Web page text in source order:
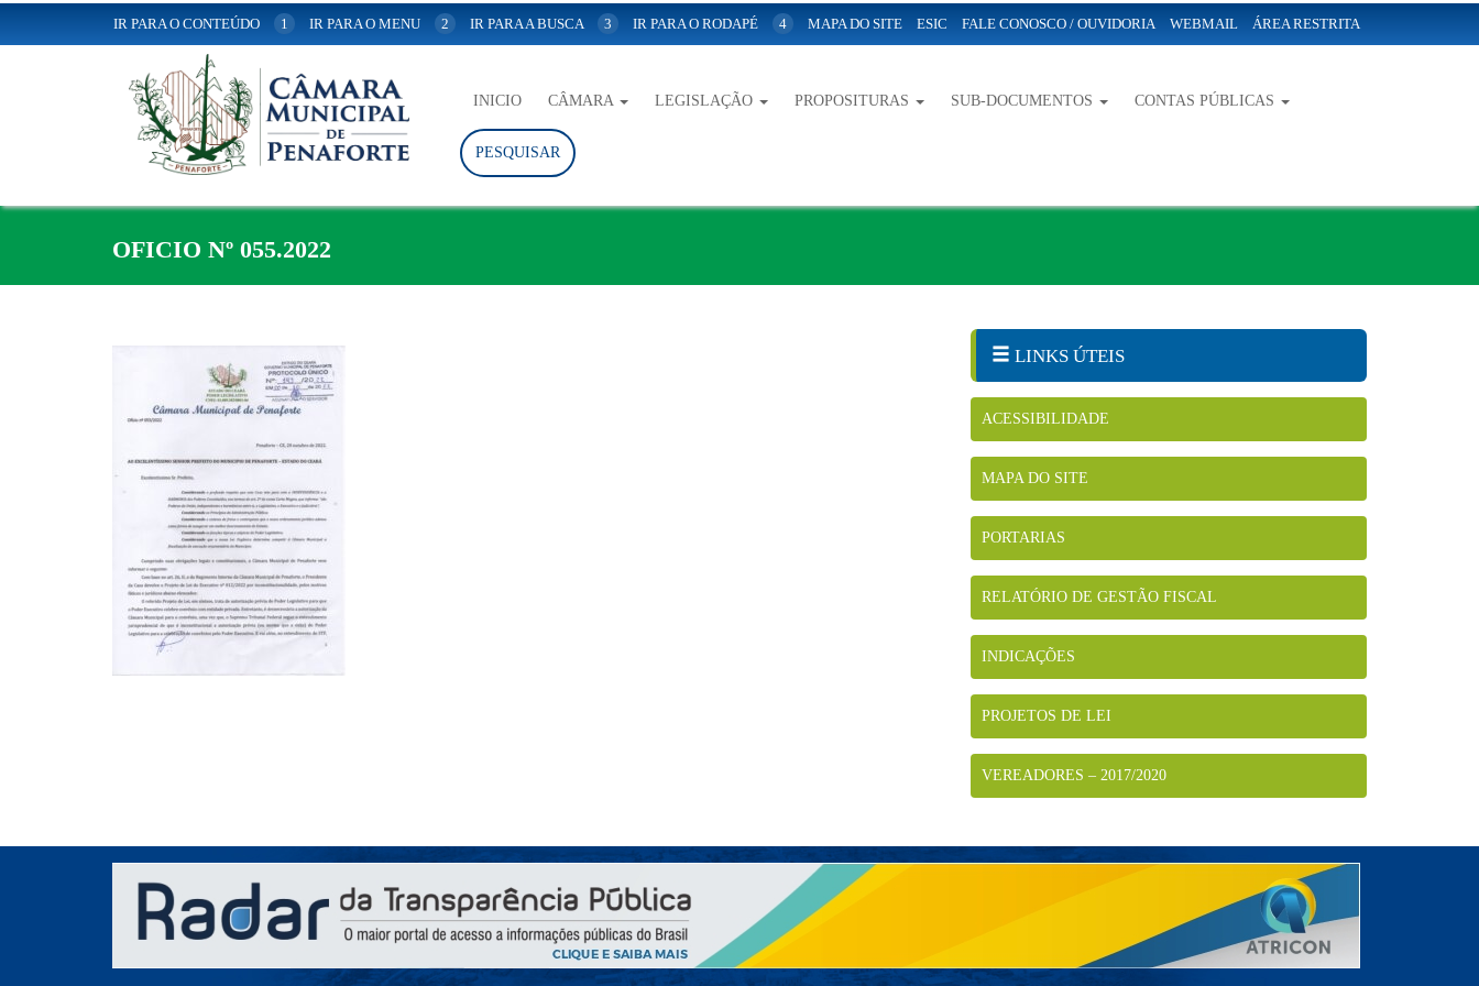
IR PARA O CONTEÚDO 1 IR PARA O MENU 2 IR PARA A BUSCA 3 IR PARA O RODAPÉ 4 MAPA DO SITE ESIC FALE CONOSCO / OUVIDORIA WEBMAIL ÁREA RESTRITA
INICIO CÂMARA LEGISLAÇÃO PROPOSITURAS SUB-DOCUMENTOS CONTAS PÚBLICAS
PESQUISAR
OFICIO Nº 055.2022
LINKS ÚTEIS
ACESSIBILIDADE
MAPA DO SITE
PORTARIAS
RELATÓRIO DE GESTÃO FISCAL
INDICAÇÕES
PROJETOS DE LEI
VEREADORES – 2017/2020